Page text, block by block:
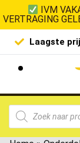
IVM
VERTRAGING
Laagste